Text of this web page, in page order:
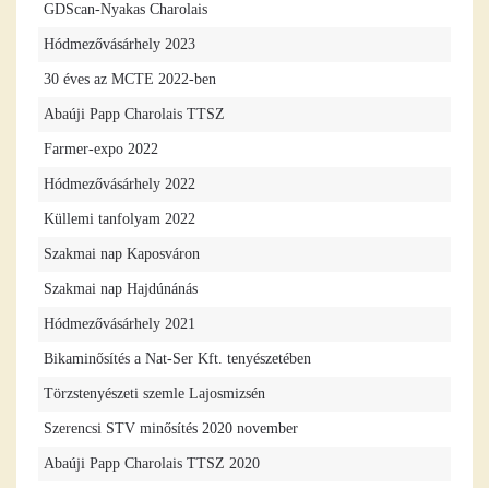
GDScan-Nyakas Charolais
Hódmezővásárhely 2023
30 éves az MCTE 2022-ben
Abaúji Papp Charolais TTSZ
Farmer-expo 2022
Hódmezővásárhely 2022
Küllemi tanfolyam 2022
Szakmai nap Kaposváron
Szakmai nap Hajdúnánás
Hódmezővásárhely 2021
Bikaminősítés a Nat-Ser Kft. tenyészetében
Törzstenyészeti szemle Lajosmizsén
Szerencsi STV minősítés 2020 november
Abaúji Papp Charolais TTSZ 2020